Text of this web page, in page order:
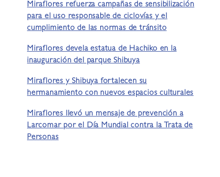
Miraflores refuerza campañas de sensibilización
para el uso responsable de ciclovías y el
cumplimiento de las normas de tránsito
Miraflores devela estatua de Hachiko en la
inauguración del parque Shibuya
Miraflores y Shibuya fortalecen su
hermanamiento con nuevos espacios culturales
Miraflores llevó un mensaje de prevención a
Larcomar por el Día Mundial contra la Trata de
Personas